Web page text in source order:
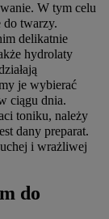
W tym celu
do twarzy.
delikatnie
hydrolaty
je wybierać
ciągu dnia.
toniku, należy
dany preparat.
i wrażliwej
do